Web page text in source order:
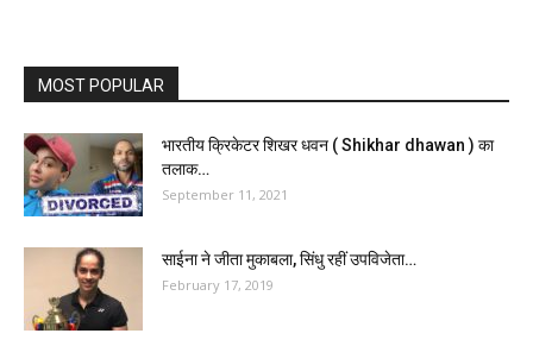
MOST POPULAR
भारतीय क्रिकेटर शिखर धवन ( Shikhar dhawan ) का
तलाक…
September 11, 2021
साईना ने जीता मुकाबला, सिंधु रहीं उपविजेता…
February 17, 2019